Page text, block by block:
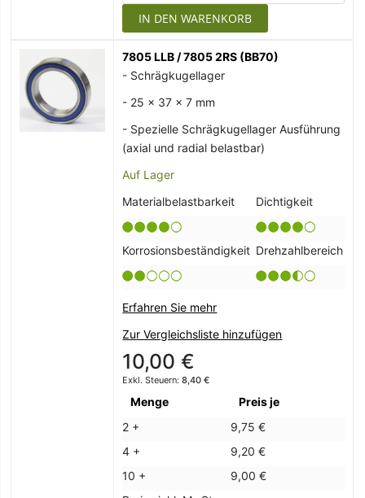
IN DEN WARENKORB
7805 LLB / 7805 2RS (BB70)
- Schrägkugellager
- 25 x 37 x 7 mm
- Spezielle Schrägkugellager Ausführung
(axial und radial belastbar)
Auf Lager
Materialbelastbarkeit
Dichtigkeit
Korrosionsbeständigkeit Drehzahlbereich
Erfahren Sie mehr
Zur Vergleichsliste hinzufügen
10,00 €
8,40 €
Menge
Preis je
2 +
9,75 €
4 +
9,20 €
10 +
9,00 €